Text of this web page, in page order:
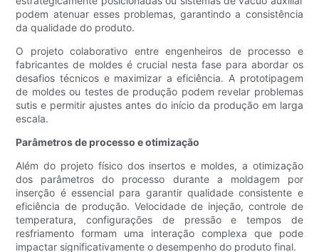
podem atenuar esses problemas, garantindo a consistência
da qualidade do produto.
O projeto colaborativo entre engenheiros de processo e
fabricantes de moldes é crucial nesta fase para abordar os
desafios técnicos e maximizar a eficiência. A prototipagem
de moldes ou testes de produção podem revelar problemas
sutis e permitir ajustes antes do início da produção em larga
escala.
Parâmetros de processo e otimização
Além do projeto físico dos insertos e moldes, a otimização
dos parâmetros do processo durante a moldagem por
inserção é essencial para garantir qualidade consistente e
eficiência de produção. Velocidade de injeção, controle de
temperatura, configurações de pressão e tempos de
resfriamento formam uma interação complexa que pode
impactar significativamente o desempenho do produto final.